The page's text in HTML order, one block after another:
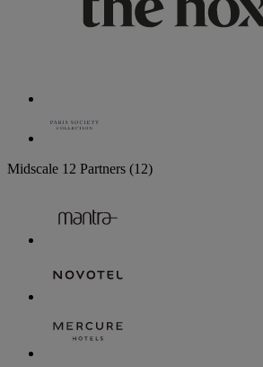
Midscale 12 Partners (12)